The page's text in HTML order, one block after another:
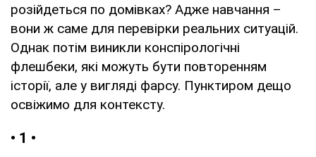
розійдеться по домівках? Адже навчання –
вони ж саме для перевірки реальних ситуацій.
Однак потім виникли конспірологічні
флешбеки, які можуть бути повторенням
історії, але у вигляді фарсу. Пунктиром дещо
освіжимо для контексту.
• 1 •